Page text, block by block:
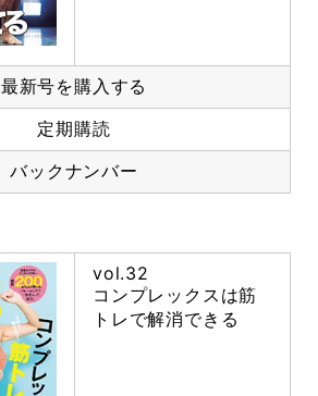
最新号を購入する
定期購読
バックナンバー
vol.32
コンプレックスは筋
トレで解消できる